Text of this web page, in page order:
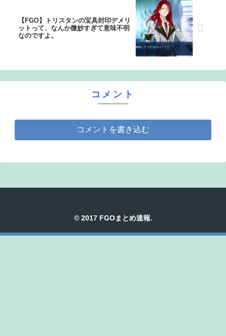
【FGO】トリスタンの宝具封印デメリ
ットって、なんか微妙すぎて意味不明
なのですよ。
コメント
コメントを書き込む
© 2017 FGOまとめ速報.